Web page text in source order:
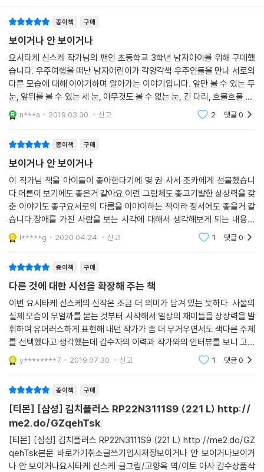
사람은 원해서 앞을 못 보는 게 아니야. 빤히 쳐다보거나 재미있어 하면 안
돼.” 하고 어머니께 호되게 꾸지람을 들었습니다. 내가 아주 잘못했구나 생
각했지요.
그런데 얼마 전 집에서 TV를 보면서 시각 장애에 대한 이야기를 나누게 되
었는데, 그때 제 아들도 “재밌겠다!”라고 하더군요. 나의 어릴 적 기억이
떠오르며 아, 그렇구나 하는 생각이 들었어요. 어린이들이 시각 장애에 대
해 모르면, 보이지 않는 상태로 걷는 것을 눈 가리고 수박을 깨는 놀이처럼
두근두근 기대하며 보겠구나 싶었지요.
거나 할 여지도 없이 무조건 ‘쳐다보면 안 돼.’ 하며 고개를 돌리는 경우가
많죠.
요시타케 : 저는 아들에게 어떻게 대답해야 할까 생각했습니다. 그림책 속
에서 주인공이 눈이 보이지 않는 우주인에게 “보이지 않으면 재미있을 것
같은데.”라고 묻는 장면이 있습니다. 우주인은 “으음-. 난 보이는 게 재미
있을 것 같은데.”라고 대답하는데, 그게 “재밌겠다!”라는 어린이에게 제가
해주고 싶은 말입니다. 보이는 것, 보이지 않는 것을 스스로 선택할 수 없으
? ‘보통’, ‘정상’은 상대적인 개념
요시타케 : 원래 ‘정상’이나 ‘보통’이라는 개념은 시대와 나라마다 제각각이
어서 믿을 게 못 되죠. 그래서 본래부터 ‘보통’이란 게 없는 상황을 그릴 수
밖에 없었습니다. 고민 끝에 생각했지요. 우주로 떠나자! (웃음)
이토 : 지구인 주인공이 뒤를 볼 수 있는 눈이 있는 우주인을 만났죠. 거기
선 그게 ‘보통’인데도 앞만 볼 수 있는 지구인을 만나니 우주인이 신경 쓰는
장면이 인상적이었습니다.
가는 사회지요. 그러니 우주 이야기만 그릴 수도 없어서, 우주에도 가고 지
구에도 가고 바이킹 타듯이 어지러운 책이 되고 말았어요.
이토 : (웃음) 요즘 아이들은 커서 다른 별에 갈 가능성도 있죠. 인간이 우
주 밖으로 가면 갈수록 ‘내가 세상의 중심이 아니었구나.’라는 깨달음을 얻
게 될 가능성도 더 커지죠. 그렇다면 머릿속에 자리 잡았던 ‘보통’이라는 개
념, ‘정상’이라는 개념, ‘장애’라는 개념도 달라지지 않을까 싶네요.
종이책 구매
보이거나 안 보이거나
요시타케 신스케 작가님의 팬인 초등학교 3학년 남자아이를 위해 구매했
습니다. 우주여행을 떠난 남자어린이가 각양각색 우주인들을 만나 서로의
다른 모습에 대해 이야기하며 알아가는 이야기입니다. 앞만 볼 수 있는 두
눈, 앞뒤를 볼 수 있는 세 눈, 아무것도 볼 수 없는 눈, 긴 다리, 흐물흐물 몸,
입이 길거나 날 수 있는 우주인들이 서로에 대해 이야기를 나눕니다. 서로
다르지만
n***a 2019.03.30. 신고 2 댓글0
종이책 구매
보이거나 안 보이거나
이 작가님 책을 아이들이 좋아한다기에 몇 권 사서 조카에게 선물했습니
다.어른이 보기에도 좋은거 같아요.이런 그림체도 좋고기발한 상상력을 갖
춘 이야기도 좋구요서로의 다름을 이야이하는 책이라 정서에도 좋을거 같
습니다.장애를 가진 사람을 보는 시각에 대해서 생각해보게 되는 내용도
있네요어쩌면 어른이 더 보아야 하는 책은 아닐까 싶습니다.이제 4살인 우
리딸도 빨리 커서 이
l*****g 2020.04.24. 신고 1 댓글0
종이책 구매
다른 것에 대한 시선을 확장해 주는 책
이번 요시타케 신스케의 신작은 조금 더 의미가 담겨 있는 듯하다. 사물의
실제 모습이 무얼까를 묻는 것부터 시작해서 일상의 재미들을 상상력을 발
휘하여 유머러스하게 표현해 내던 작가가 좀 더 무거우면서도 색다른 주제
를 선택했다고 생각했는데 감수자의 이력과 작가와의 인터뷰를 보니 고개
가 끄덕여진다. ‘보이는 사람’과 ‘보이지 않는 사람’의 이야기에서 확장되
어 정상과
y********7 2019.07.30. 신고 1 댓글0
종이책 구매
[티몬] [삼성] 김치플러스 RP22N3111S9 (221 L) http://
me2.do/GZqehTsk
[티몬] [삼성] 김치플러스 RP22N3111S9 (221 L) http://me2.do/GZ
qehTsk본문 바로가기취소글쓰기임시저장보이거나 안 보이거나보이거
나 안 보이거나요시타케 신스케 글그림/고향옥 역/이토 아사 감수상품삭